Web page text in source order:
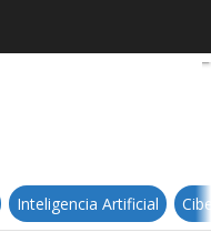
para teléfonos más
Inteligencia Artificial